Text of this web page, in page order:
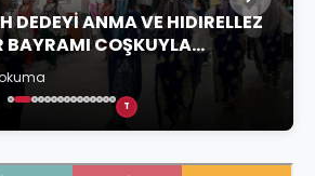
DEDEYİ ANMA VE HIDIRELLEZ
BAYRAMI COŞKUYLA
T